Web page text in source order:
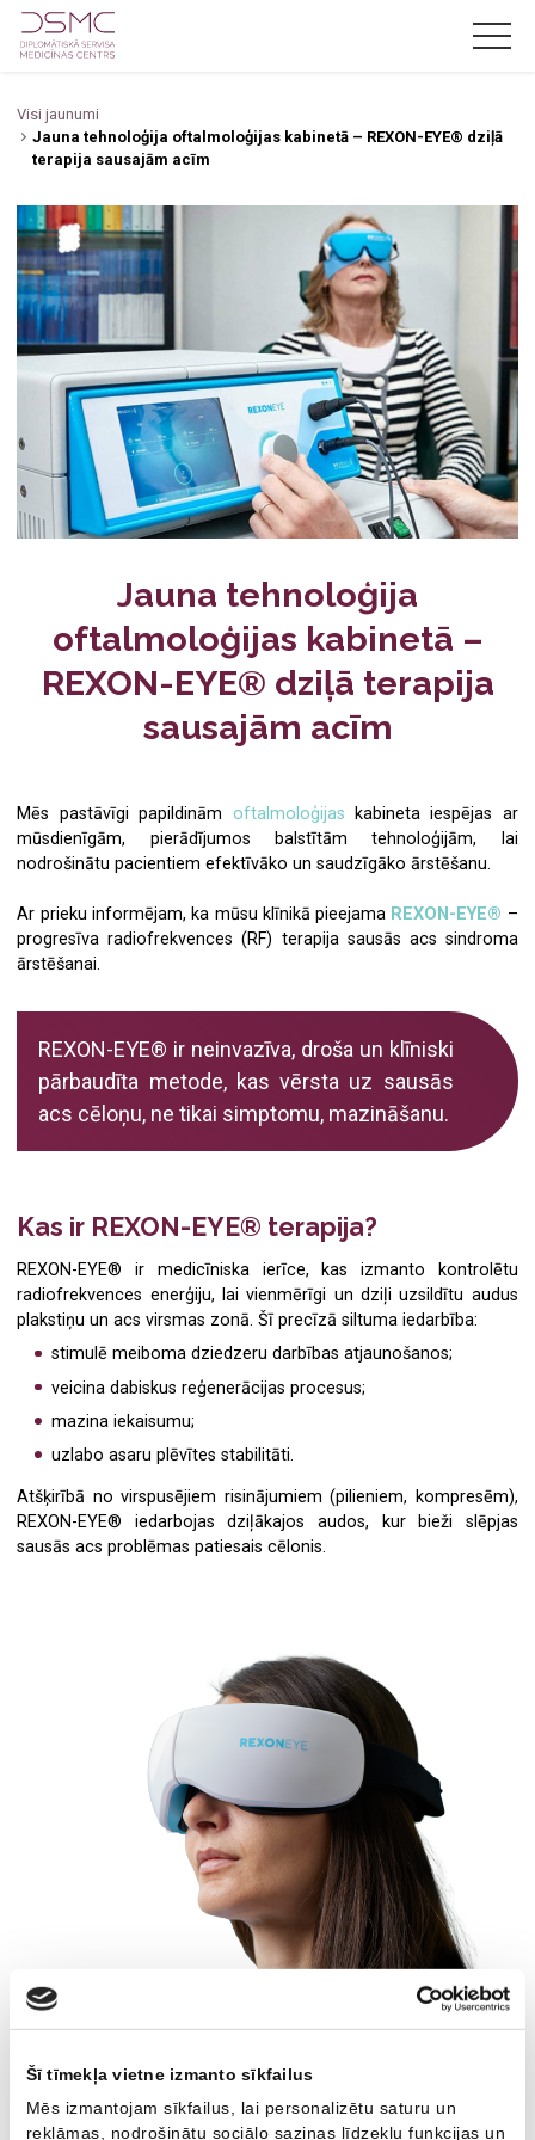
Šī tīmekļa vietne izmanto sīkfailus
Mēs izmantojam sīkfailus, lai personalizētu saturu un
reklāmas, nodrošinātu sociālo saziņas līdzekļu funkcijas un
Jaunumi
Akcijas
Pakalpojumi
Zobārstniecība
Oftalmoloģija
Jūrnieku medicīniskā komisija
Ginekoloģija
Ultrasonogrāfija
Kardioloģija
Ģimenes ārsts/arodārsts
Imunoloģija
Neiroloģija
Psihiatrija
Plastiskā ķirurģija
Cenas
Speciālisti
Zobārsts
Radiologa asistents
Ultrasonogrāfijas speciālists
Ģimenes ārsts
Oftalmologs
Neirologs
Psihiatrs
Imunologs
Ginekologs
Plastikas ķirurgs
Kontakti
LV
Visi jaunumi
Jauna tehnoloģija oftalmoloģijas kabinetā – REXON-EYE® dziļā
terapija sausajām acīm
Jauna tehnoloģija
oftalmoloģijas kabinetā –
REXON-EYE® dziļā terapija
sausajām acīm
Mēs pastāvīgi papildinām oftalmoloģijas kabineta iespējas ar
mūsdienīgām, pierādījumos balstītām tehnoloģijām, lai
nodrošinātu pacientiem efektīvāko un saudzīgāko ārstēšanu.
Ar prieku informējam, ka mūsu klīnikā pieejama REXON-EYE® –
progresīva radiofrekvences (RF) terapija sausās acs sindroma
ārstēšanai.
REXON-EYE® ir neinvazīva, droša un klīniski
pārbaudīta metode, kas vērsta uz sausās
acs cēloņu, ne tikai simptomu, mazināšanu.
Kas ir REXON-EYE® terapija?
REXON-EYE® ir medicīniska ierīce, kas izmanto kontrolētu
radiofrekvences enerģiju, lai vienmērīgi un dziļi uzsildītu audus
plakstiņu un acs virsmas zonā. Šī precīzā siltuma iedarbība:
stimulē meiboma dziedzeru darbības atjaunošanos;
veicina dabiskus reģenerācijas procesus;
mazina iekaisumu;
uzlabo asaru plēvītes stabilitāti.
Atšķirībā no virspusējiem risinājumiem (pilieniem, kompresēm),
REXON-EYE® iedarbojas dziļākajos audos, kur bieži slēpjas
sausās acs problēmas patiesais cēlonis.